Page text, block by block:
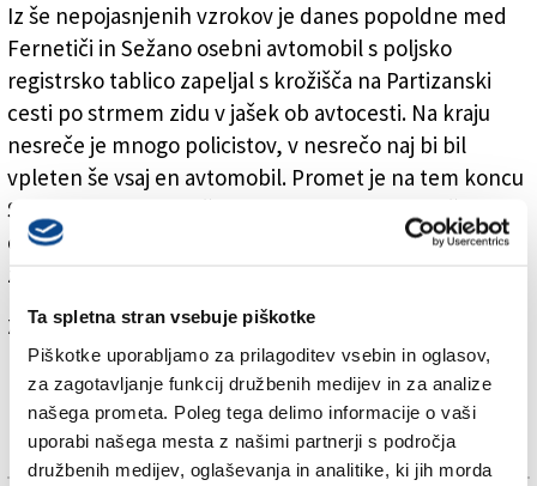
Ta spletna stran vsebuje piškotke
Piškotke uporabljamo za prilagoditev vsebin in oglasov,
za zagotavljanje funkcij družbenih medijev in za analize
našega prometa. Poleg tega delimo informacije o vaši
uporabi našega mesta z našimi partnerji s področja
družbenih medijev, oglaševanja in analitike, ki jih morda
Avtomobil je pri krožišču zapeljal po strmi rampi do
jaška ob avtocesti
FOTODAMJ@N)
Iz še nepojasnjenih vzrokov je danes popoldne med
Fernetiči in Sežano osebni avtomobil s poljsko
registrsko tablico zapeljal s krožišča na Partizanski
cesti po strmem zidu v jašek ob avtocesti. Na kraju
nesreče je mnogo policistov, v nesrečo naj bi bil
vpleten še vsaj en avtomobil. Promet je na tem koncu
Sežane zaradi nesreče in policijskega dela močno
oviran, most čez avtocesto v smeri Fernetičev je še
zaprt za promet.
Za branje in pisanje komentarjevje potrebna prijava